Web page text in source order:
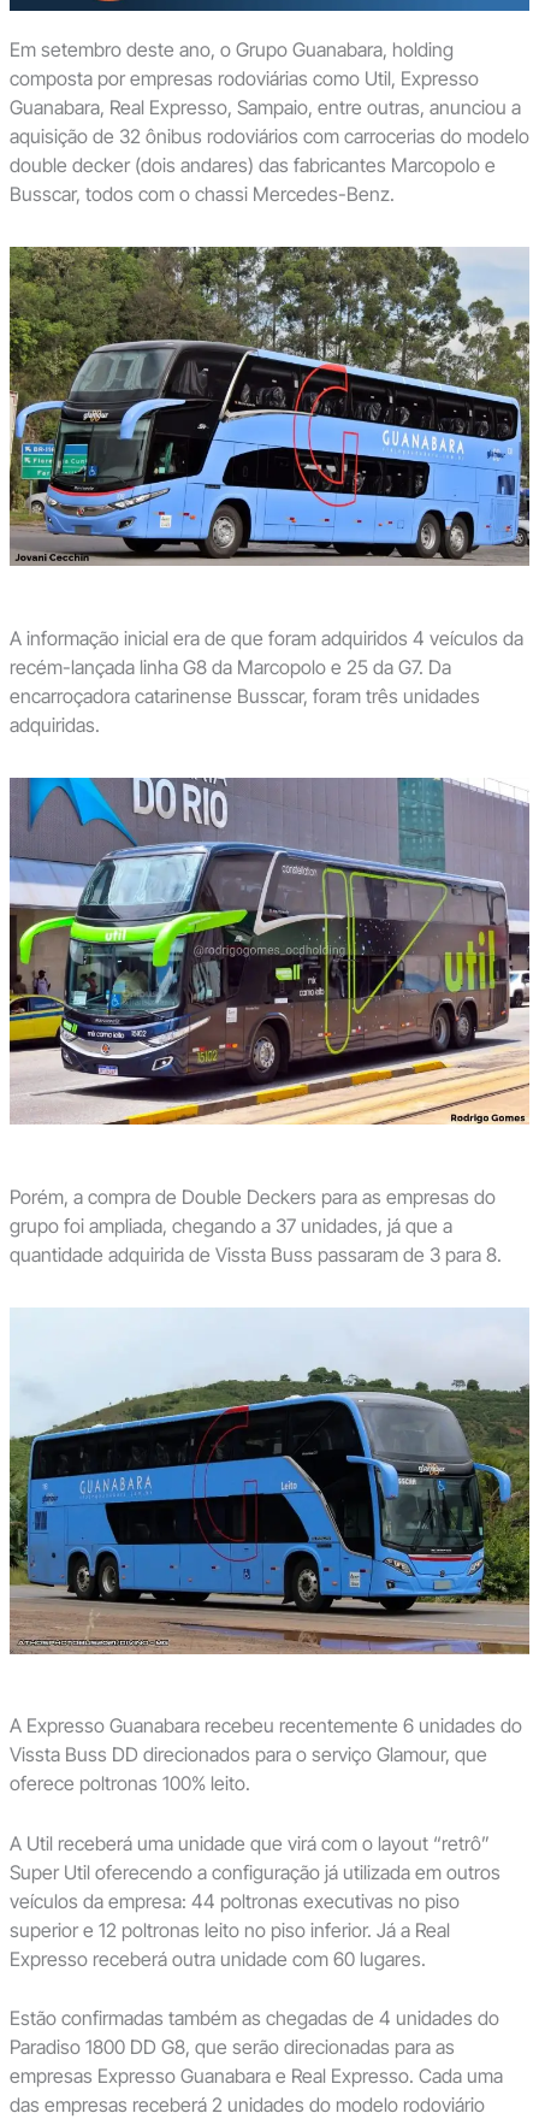
Em setembro deste ano, o Grupo Guanabara, holding
composta por empresas rodoviárias como Util, Expresso
Guanabara, Real Expresso, Sampaio, entre outras, anunciou a
aquisição de 32 ônibus rodoviários com carrocerias do modelo
double decker (dois andares) das fabricantes Marcopolo e
Busscar, todos com o chassi Mercedes-Benz.
A informação inicial era de que foram adquiridos 4 veículos da
recém-lançada linha G8 da Marcopolo e 25 da G7. Da
encarroçadora catarinense Busscar, foram três unidades
adquiridas.
Porém, a compra de Double Deckers para as empresas do
grupo foi ampliada, chegando a 37 unidades, já que a
quantidade adquirida de Vissta Buss passaram de 3 para 8.
A Expresso Guanabara recebeu recentemente 6 unidades do
Vissta Buss DD direcionados para o serviço Glamour, que
oferece poltronas 100% leito.
A Util receberá uma unidade que virá com o layout “retrô”
Super Util oferecendo a configuração já utilizada em outros
veículos da empresa: 44 poltronas executivas no piso
superior e 12 poltronas leito no piso inferior. Já a Real
Expresso receberá outra unidade com 60 lugares.
Estão confirmadas também as chegadas de 4 unidades do
Paradiso 1800 DD G8, que serão direcionadas para as
empresas Expresso Guanabara e Real Expresso. Cada uma
das empresas receberá 2 unidades do modelo rodoviário